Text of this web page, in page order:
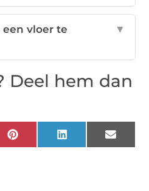
vloer te
▼
Deel hem dan
PinterestLinkedIn Email